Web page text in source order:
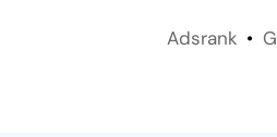
Adsrank